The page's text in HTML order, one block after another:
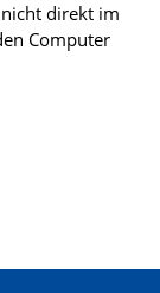
direkt im
Computer